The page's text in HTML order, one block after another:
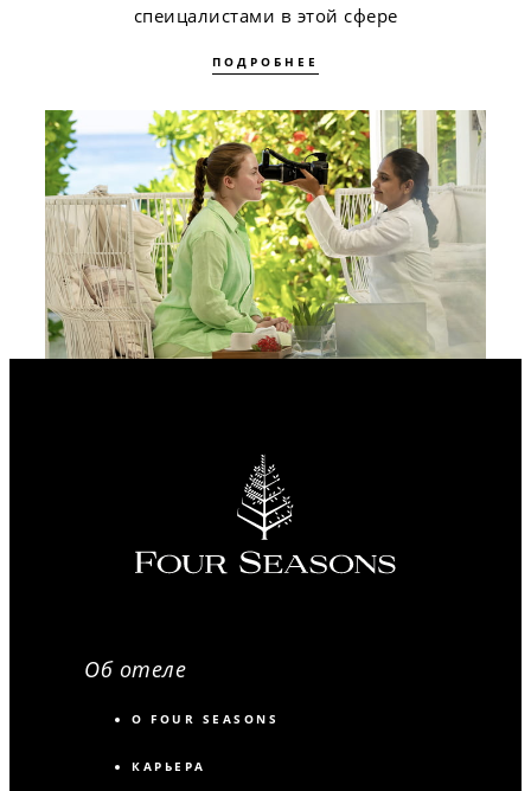
спеицалистами в этой сфере
ПОДРОБНЕЕ
Об отеле
О FOUR SEASONS
КАРЬЕРА